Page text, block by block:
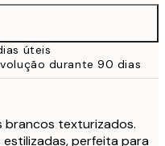
úteis
durante 90 dias
brancos texturizados.
perfeita para